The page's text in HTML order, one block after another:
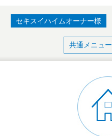
セキスイハイムオーナー様
共通メニュー